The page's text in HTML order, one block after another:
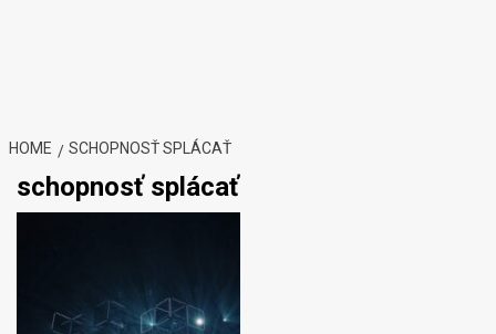
HOME SCHOPNOSŤ SPLÁCAŤ
schopnosť splácať